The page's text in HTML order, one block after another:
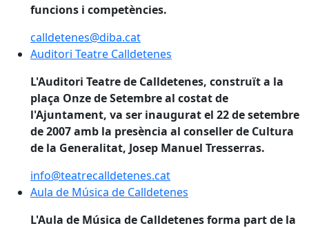
funcions i competències.
calldetenes@diba.cat
Auditori Teatre Calldetenes
Auditori Teatre Calldetenes
L'Auditori Teatre de Calldetenes, construït a la
plaça Onze de Setembre al costat de
l'Ajuntament, va ser inaugurat el 22 de setembre
de 2007 amb la presència al conseller de Cultura
de la Generalitat, Josep Manuel Tresserras.
info@teatrecalldetenes.cat
Aula de Música de Calldetenes
Aula de Música de Calldetenes
L'Aula de Música de Calldetenes forma part de la